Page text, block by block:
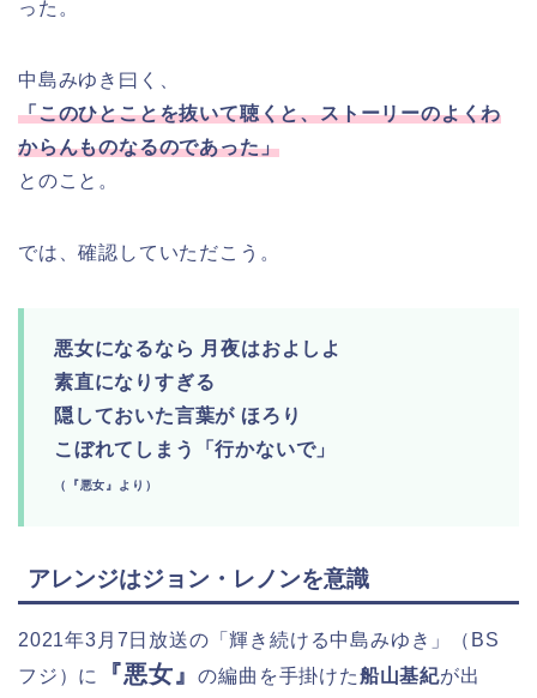
った。
中島みゆき曰く、
「このひとことを抜いて聴くと、ストーリーのよくわ
からんものなるのであった」
とのこと。
では、確認していただこう。
悪女になるなら 月夜はおよしよ
素直になりすぎる
隠しておいた言葉が ほろり
こぼれてしまう「行かないで」
（『悪女』より）
アレンジはジョン・レノンを意識
2021年3月7日放送の「輝き続ける中島みゆき」（BS
フジ）に
『悪女』の編曲を手掛けた船山基紀が出